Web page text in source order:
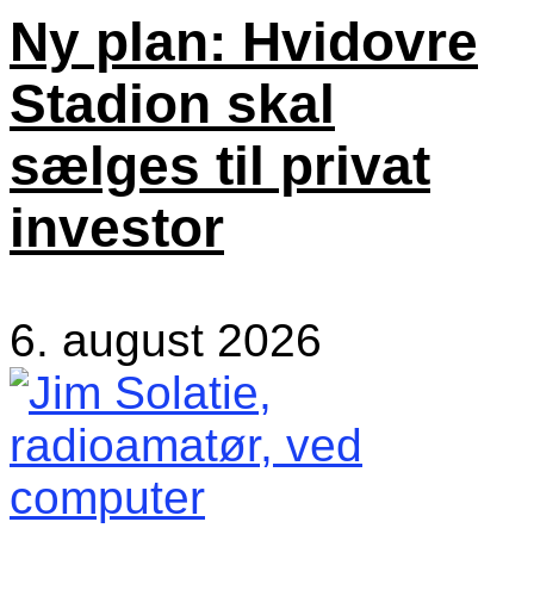
Ny plan: Hvidovre
Stadion skal
sælges til privat
investor
6. august 2026